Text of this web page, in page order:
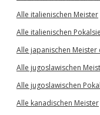
Alle italienischen Meister
Alle italienischen
Alle japanischen Meister
Alle jugoslawischen
Alle jugoslawischen
Alle kanadischen Meister